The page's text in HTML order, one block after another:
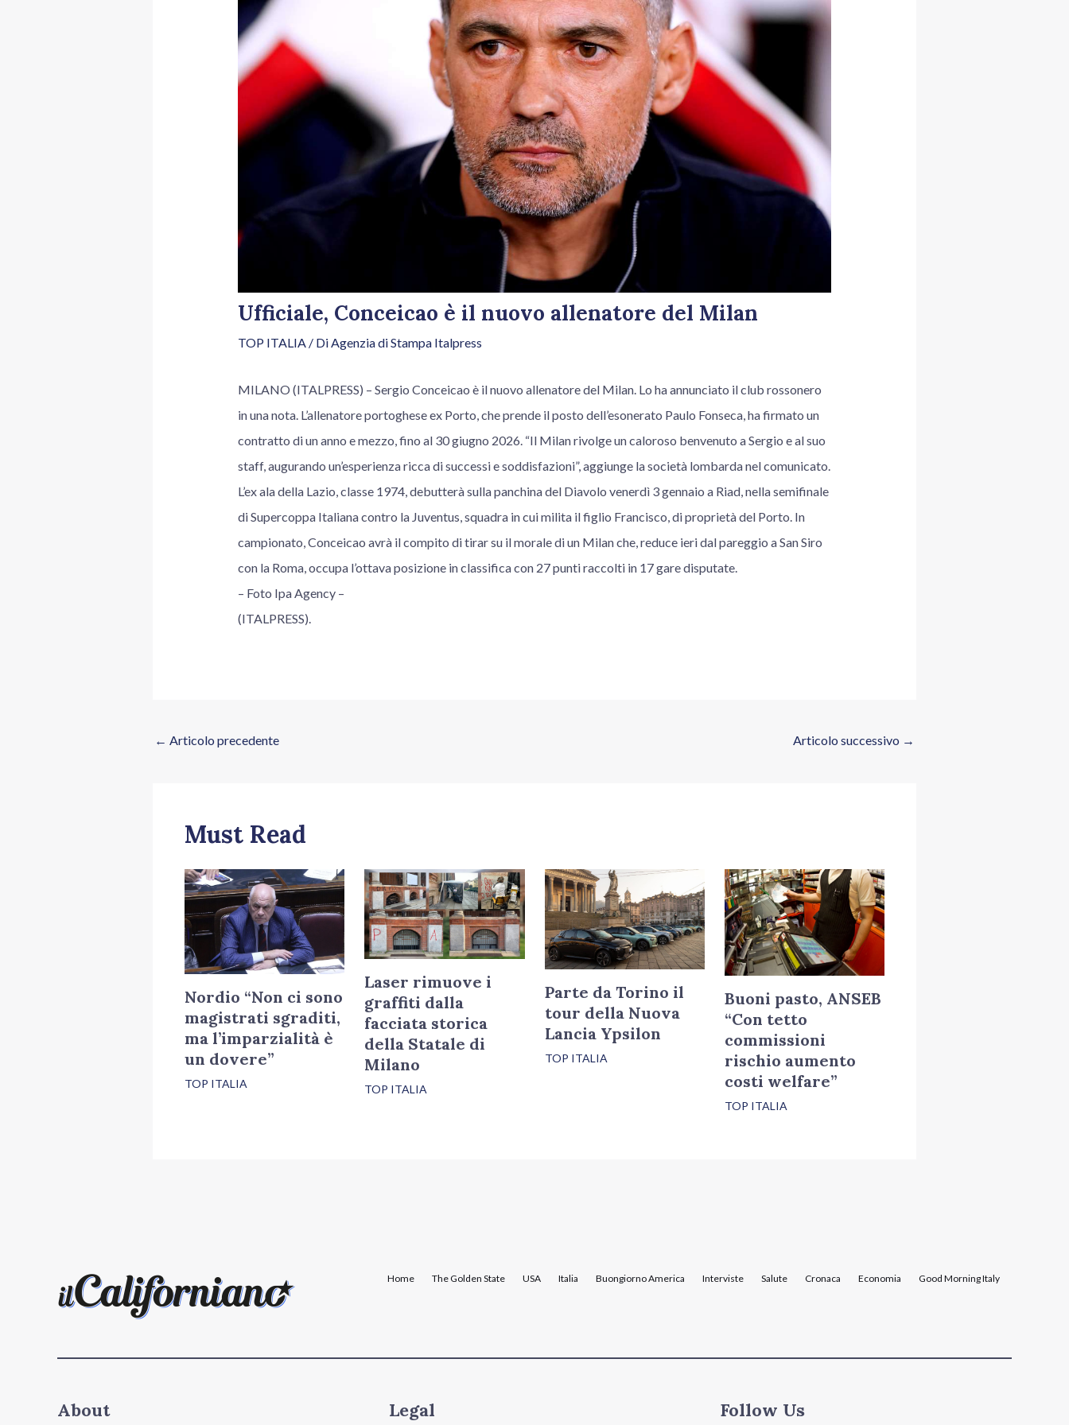
Ufficiale, Conceicao è il nuovo allenatore del Milan
TOP ITALIA/ DiAgenzia di Stampa Italpress
MILANO (ITALPRESS) – Sergio Conceicao è il nuovo allenatore del Milan. Lo ha annunciato il club rossonero
in una nota. L’allenatore portoghese ex Porto, che prende il posto dell’esonerato Paulo Fonseca, ha firmato un
contratto di un anno e mezzo, fino al 30 giugno 2026. “Il Milan rivolge un caloroso benvenuto a Sergio e al suo
staff, augurando un’esperienza ricca di successi e soddisfazioni”, aggiunge la società lombarda nel comunicato.
L’ex ala della Lazio, classe 1974, debutterà sulla panchina del Diavolo venerdì 3 gennaio a Riad, nella semifinale
di Supercoppa Italiana contro la Juventus, squadra in cui milita il figlio Francisco, di proprietà del Porto. In
campionato, Conceicao avrà il compito di tirar su il morale di un Milan che, reduce ieri dal pareggio a San Siro
con la Roma, occupa l’ottava posizione in classifica con 27 punti raccolti in 17 gare disputate.
– Foto Ipa Agency –
(ITALPRESS).
← Articolo precedente Articolo successivo →
Must Read
Nordio “Non ci sono
magistrati sgraditi,
ma l’imparzialità è
un dovere”
TOP ITALIA
Laser rimuove i
graffiti dalla
facciata storica
della Statale di
Milano
TOP ITALIA
Parte da Torino il
tour della Nuova
Lancia Ypsilon
TOP ITALIA
Buoni pasto, ANSEB
“Con tetto
commissioni
rischio aumento
costi welfare”
TOP ITALIA
Home The Golden State USA Italia Buongiorno America Interviste Salute Cronaca Economia Good Morning Italy
About Legal Follow Us